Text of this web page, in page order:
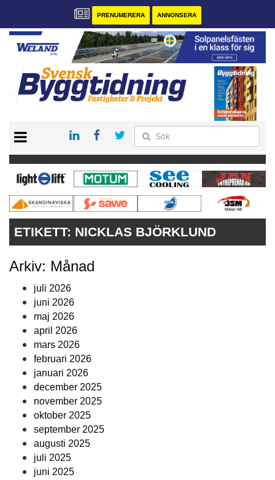
PRENUMERERA ANNONSERA
PRENUMERERA
VÅRA ANDRA MAGASIN
ANNONSERA
KONTAKT
ETIKETT: NICKLAS BJÖRKLUND
Arkiv: Månad
juli 2026
juni 2026
maj 2026
april 2026
mars 2026
februari 2026
januari 2026
december 2025
november 2025
oktober 2025
september 2025
augusti 2025
juli 2025
juni 2025